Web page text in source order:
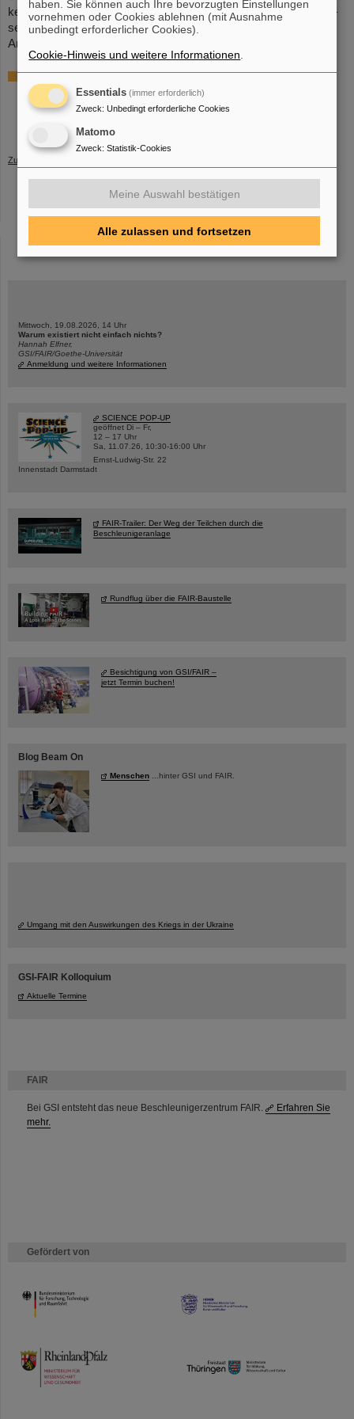
FAIR
Bei GSI entsteht das neue Beschleunigerzentrum FAIR.
Erfahren Sie
mehr.
Gefördert von
HMWK
TMWWDG
kennen, in denen Frauen bisher eher selten tätig sind. GSI und –
seit der Gründung – auch FAIR beteiligen sich bereits seit den
Anfängen des Girls’Day an der jährlichen Veranstaltung.
Offizielle Webseite des Girls'Day
Erstellte Webseite der Teilnehmerinnen 2026
Ausbildungsmöglichkeiten
Zurück
youtubehelmholtz.socialfacebook
Mittwoch, 19.08.2026, 14 Uhr
Warum existiert nicht einfach nichts?
Hannah Elfner,
GSI/FAIR/Goethe-Universität
Anmeldung und weitere Informationen
SCIENCE POP-UP
geöffnet Di – Fr,
12 – 17 Uhr
Sa, 11.07.26, 10:30-16:00 Uhr
Ernst-Ludwig-Str. 22
Innenstadt Darmstadt
FAIR-Trailer: Der Weg der Teilchen durch die
Beschleunigeranlage
Rundflug über die FAIR-Baustelle
Besichtigung von GSI/FAIR –
jetzt Termin buchen!
Blog Beam On
Menschen ...hinter GSI und FAIR.
Umgang mit den Auswirkungen des Kriegs in der Ukraine
GSI-FAIR Kolloquium
Aktuelle Termine
haben. Sie können auch Ihre bevorzugten Einstellungen
vornehmen oder Cookies ablehnen (mit Ausnahme
unbedingt erforderlicher Cookies).
Cookie-Hinweis und weitere Informationen
Essentials (immer erforderlich)
Zweck: Unbedingt erforderliche Cookies
Matomo
Zweck: Statistik-Cookies
Meine Auswahl bestätigen
Alle zulassen und fortsetzen